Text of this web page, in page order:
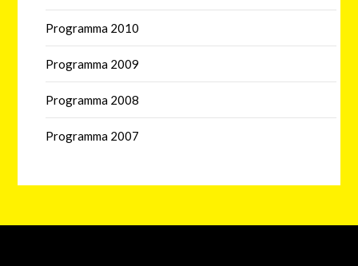
Programma 2010
Programma 2009
Programma 2008
Programma 2007